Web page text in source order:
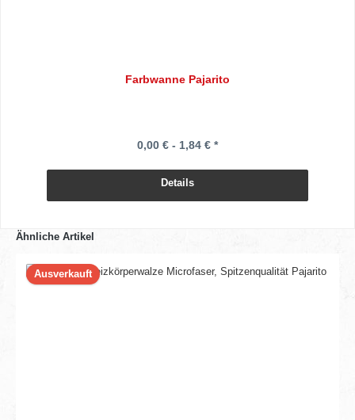
Farbwanne Pajarito
0,00 € - 1,84 € *
Details
Ähnliche Artikel
Ausverkauft